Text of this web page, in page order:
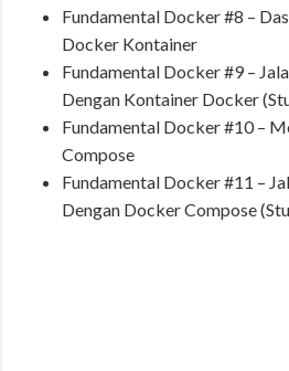
Fundamental Docker #8 –
Docker Kontainer
Fundamental Docker #9 –
Dengan Kontainer Docker
Fundamental Docker #10 –
Compose
Fundamental Docker #11 –
Dengan Docker Compose